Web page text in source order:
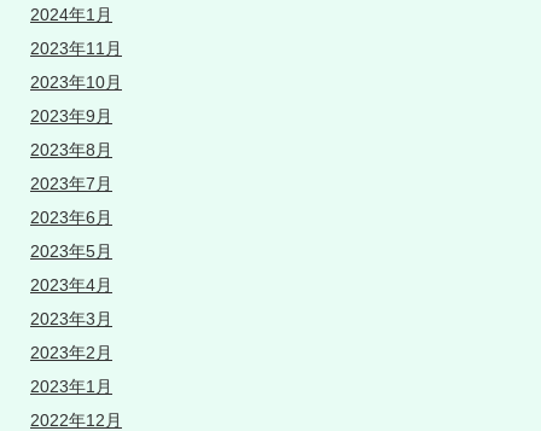
2024年1月
2023年11月
2023年10月
2023年9月
2023年8月
2023年7月
2023年6月
2023年5月
2023年4月
2023年3月
2023年2月
2023年1月
2022年12月